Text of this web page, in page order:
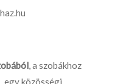
, a szobákhoz
egy közösségi